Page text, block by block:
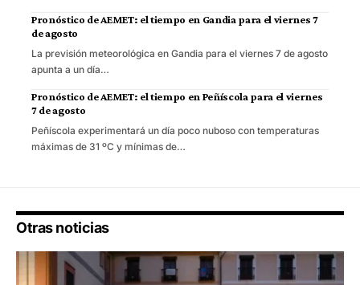
Pronóstico de AEMET: el tiempo en Gandia para el viernes 7
de agosto
La previsión meteorológica en Gandia para el viernes 7 de agosto
apunta a un día…
Pronóstico de AEMET: el tiempo en Peñíscola para el viernes
7 de agosto
Peñíscola experimentará un día poco nuboso con temperaturas
máximas de 31 ºC y mínimas de…
Otras noticias